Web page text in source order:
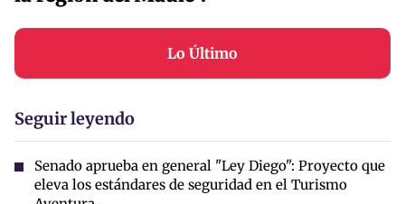
Lo Último
Seguir leyendo
Senado aprueba en general "Ley Diego": Proyecto que
eleva los estándares de seguridad en el Turismo